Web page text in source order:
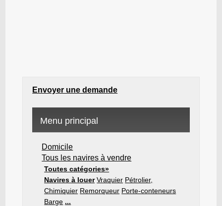
Envoyer une demande
Menu principal
Domicile
Tous les navires à vendre
Toutes catégories»
Navires à louer Vraquier Pétrolier,
Chimiquier Remorqueur Porte-conteneurs
Barge ...